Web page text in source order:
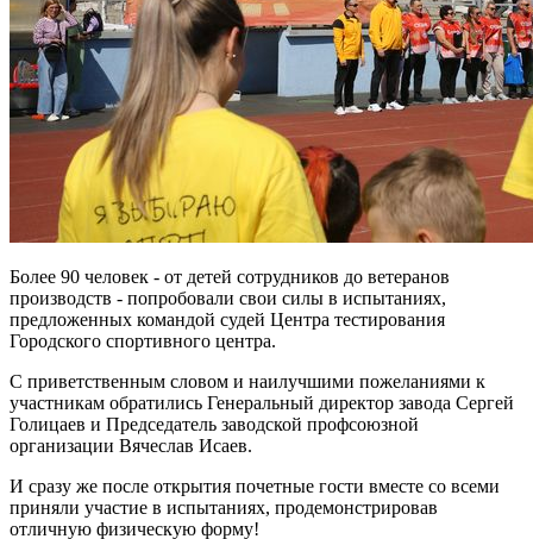
Более 90 человек - от детей сотрудников до ветеранов
производств - попробовали свои силы в испытаниях,
предложенных командой судей Центра тестирования
Городского спортивного центра.
С приветственным словом и наилучшими пожеланиями к
участникам обратились Генеральный директор завода Сергей
Голицаев и Председатель заводской профсоюзной
организации Вячеслав Исаев.
И сразу же после открытия почетные гости вместе со всеми
приняли участие в испытаниях, продемонстрировав
отличную физическую форму!